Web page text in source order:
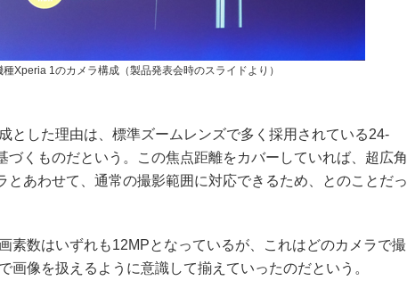
Xperia 1のカメラ構成（製品発表会時のスライドより）
とした理由は、標準ズームレンズで多く採用されている24-
づくものだという。この焦点距離をカバーしていれば、超広角
とあわせて、通常の撮影範囲に対応できるため、とのことだっ
素数はいずれも12MPとなっているが、これはどのカメラで撮
画像を扱えるように意識して揃えていったのだという。